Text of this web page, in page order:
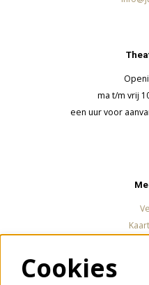
ma t/m vrij
een uur voor
Cookies